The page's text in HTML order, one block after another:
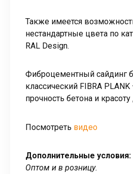
Также имеется
нестандартные цвета по
RAL Design.
Фиброцементный сайдинг
классический FIBRA PLANK
прочность бетона и
Посмотреть видео
Дополнительные условия:
Оптом и в розницу.